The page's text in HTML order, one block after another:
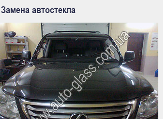
Замена автостекла